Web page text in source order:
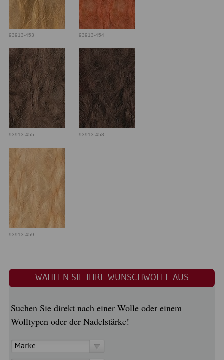
93913-453 93913-454
93913-455 93913-458
93913-459
WÄHLEN SIE IHRE WUNSCHWOLLE AUS
Suchen Sie direkt nach einer Wolle oder einem
Wolltypen oder der Nadelstärke!
Marke